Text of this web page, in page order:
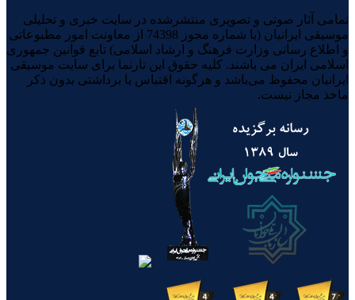
تمامی آثار صوتی و تصویری منتشرشده در سایت خبری و تحلیلی
موسیقی ایرانیان (با شماره مجوز 74398 از معاونت امور مطبوعاتی
و اطلاع رسانی وزارت فرهنگ و ارشاد اسلامی) تابع قوانین جمهوری
اسلامی ایران می باشند. کلیه حقوق این تارنما برای سایت موسیقی
ایرانیان محفوظ می‌باشد و هرگونه اقتباس یا برداشتی بدون ذکر
ماخذ مجاز نیست.